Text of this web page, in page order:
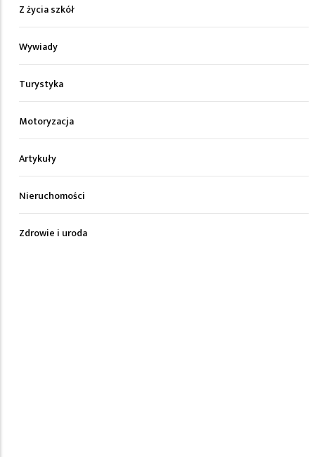
Z życia szkół
Wywiady
Turystyka
Motoryzacja
Artykuły
Nieruchomości
Zdrowie i uroda